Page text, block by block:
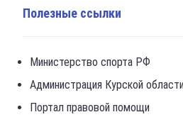
Полезные ссылки
Министерство спорта РФ
Администрация Курской области
Портал правовой помощи